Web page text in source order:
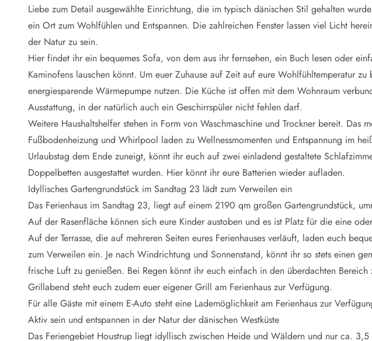
Reiseführer Dänemark
Tipps für Urlaub in Dänemark
Wetter in Dänemark
Saisonzeiten
Badesicherheit im Meer
Naturschutz
Webcam Dänemark
Ferienhauskatalog
Fotowettbewerb
Vorteile bei uns
Reisecurity
Esmark KidsVIP
Esmark VIP - Partnervorteile und Rabatte
Preisgarantie
Keine Kaution
Gästebewertungen
Gratis WLAN
We love people
Esmark VIP Partnervorteile
Esmark KidsVIP
Liebe zum Detail ausgewählte Einrichtung, die im typisch dänischen Stil gehalten
ein Ort zum Wohlfühlen und Entspannen. Die zahlreichen Fenster lassen viel Licht
der Natur zu sein.
Hier findet ihr ein bequemes Sofa, von dem aus ihr fernsehen, ein Buch lesen oder
Kaminofens lauschen könnt. Um euer Zuhause auf Zeit auf eure Wohlfühltemperatur
energiesparende Wärmepumpe nutzen. Die Küche ist offen mit dem Wohnraum
Ausstattung, in der natürlich auch ein Geschirrspüler nicht fehlen darf.
Weitere Haushaltshelfer stehen in Form von Waschmaschine und Trockner bereit. Das
Fußbodenheizung und Whirlpool laden zu Wellnessmomenten und Entspannung im
Urlaubstag dem Ende zuneigt, könnt ihr euch auf zwei einladend gestaltete
Doppelbetten ausgestattet wurden. Hier könnt ihr eure Batterien wieder aufladen.
Idyllisches Gartengrundstück im Sandtag 23 lädt zum Verweilen ein
Das Ferienhaus im Sandtag 23, liegt auf einem 2190 qm großen Gartengrundstück,
Auf der Rasenfläche können sich eure Kinder austoben und es ist Platz für die eine
Auf der Terrasse, die auf mehreren Seiten eures Ferienhauses verläuft, laden euch
zum Verweilen ein. Je nach Windrichtung und Sonnenstand, könnt ihr so stets einen
frische Luft zu genießen. Bei Regen könnt ihr euch einfach in den überdachten
Grillabend steht euch zudem euer eigener Grill am Ferienhaus zur Verfügung.
Für alle Gäste mit einem E-Auto steht eine Lademöglichkeit am Ferienhaus zur
Aktiv sein und entspannen in der Natur der dänischen Westküste
Das Feriengebiet Houstrup liegt idyllisch zwischen Heide und Wäldern und nur ca.